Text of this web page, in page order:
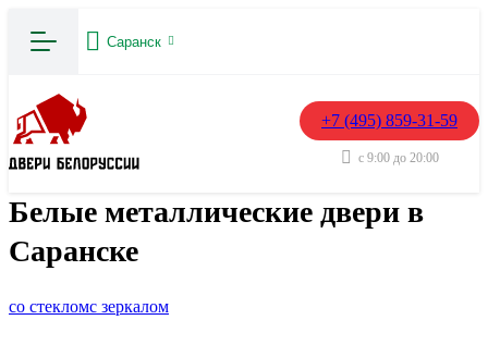
Саранск
+7 (495) 859-31-59
с 9:00 до 20:00
Белые металлические двери в
Саранске
со стекломс зеркалом